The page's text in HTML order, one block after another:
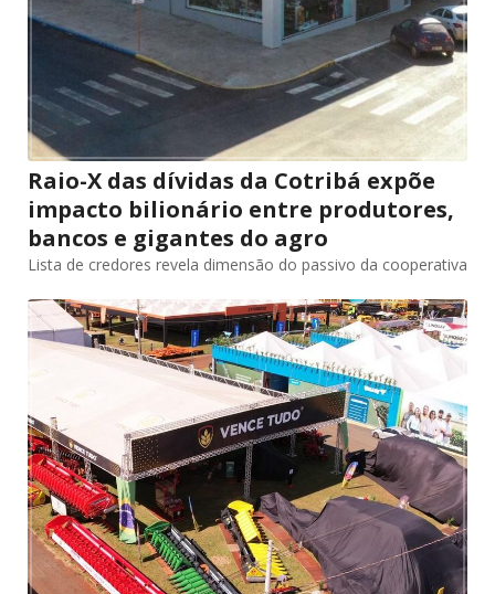
Raio-X das dívidas da Cotribá expõe
impacto bilionário entre produtores,
bancos e gigantes do agro
Lista de credores revela dimensão do passivo da cooperativa